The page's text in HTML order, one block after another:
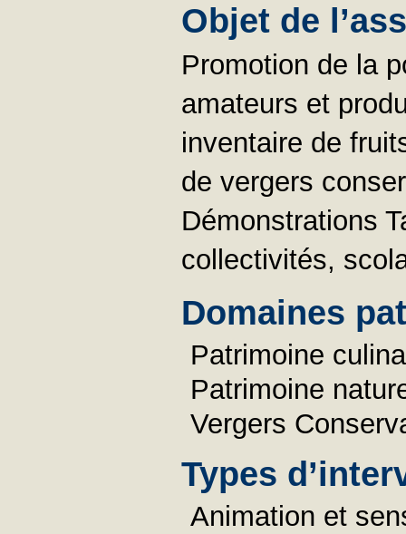
Objet de
Promotion de la
amateurs et
inventaire de
de vergers
Démonstrations
collectivités,
Domaines
Patrimoine
Patrimoine
Vergers
Types
Animation et